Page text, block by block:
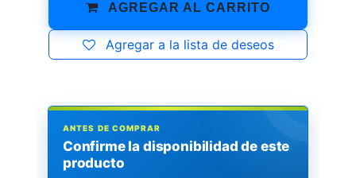
AGREGAR AL CARRITO
Agregar a la lista de deseos
ANTES DE COMPRAR
Confirme la disponibilidad de este
producto